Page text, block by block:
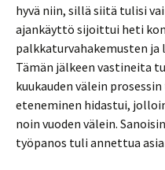
hyvä niin, sillä siitä tulisi
ajankäyttö sijoittui heti
palkkaturvahakemusten
Tämän jälkeen vastineita
kuukauden välein
eteneminen hidastui,
noin vuoden välein.
työpanos tuli annettua